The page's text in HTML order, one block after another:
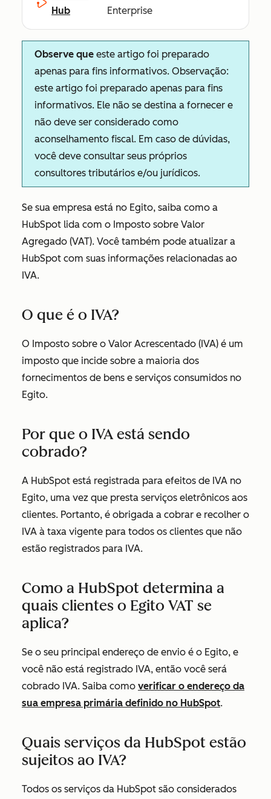
Hub
Enterprise
Observe que este artigo foi preparado
apenas para fins informativos. Observação:
este artigo foi preparado apenas para fins
informativos. Ele não se destina a fornecer e
não deve ser considerado como
aconselhamento fiscal. Em caso de dúvidas,
você deve consultar seus próprios
consultores tributários e/ou jurídicos.
Se sua empresa está no Egito, saiba como a
HubSpot lida com o Imposto sobre Valor
Agregado (VAT). Você também pode atualizar a
HubSpot com suas informações relacionadas ao
IVA.
O que é o IVA?
O Imposto sobre o Valor Acrescentado (IVA) é um
imposto que incide sobre a maioria dos
fornecimentos de bens e serviços consumidos no
Egito.
Por que o IVA está sendo
cobrado?
A HubSpot está registrada para efeitos de IVA no
Egito, uma vez que presta serviços eletrônicos aos
clientes. Portanto, é obrigada a cobrar e recolher o
IVA à taxa vigente para todos os clientes que não
estão registrados para IVA.
Como a HubSpot determina a
quais clientes o Egito VAT se
aplica?
Se o seu principal endereço de envio é o Egito, e
você não está registrado IVA, então você será
cobrado IVA. Saiba como verificar o endereço da
sua empresa primária definido no HubSpot.
Quais serviços da HubSpot estão
sujeitos ao IVA?
Todos os serviços da HubSpot são considerados